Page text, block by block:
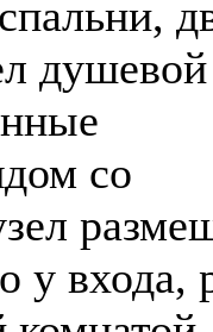
душевой
со
у входа,